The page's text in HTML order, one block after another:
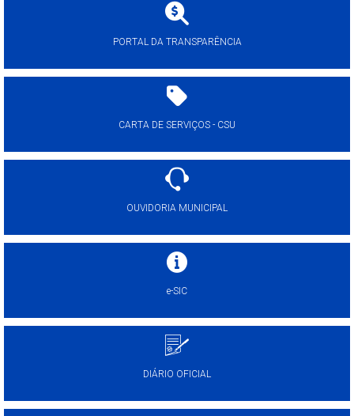
PORTAL DA TRANSPARÊNCIA
CARTA DE SERVIÇOS - CSU
OUVIDORIA MUNICIPAL
e-SIC
DIÁRIO OFICIAL